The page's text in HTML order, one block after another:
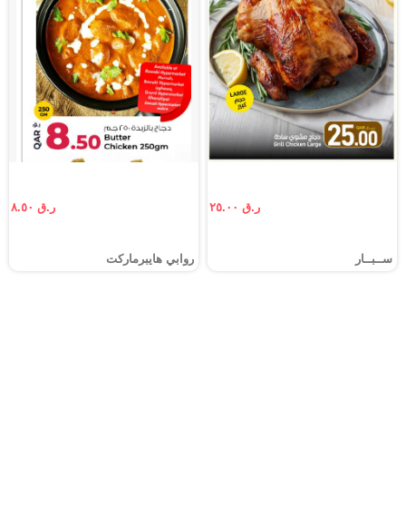
ر.ق ٢٥.٠٠
ســبــار
ر.ق ٨.٥٠
روابي هايبرماركت